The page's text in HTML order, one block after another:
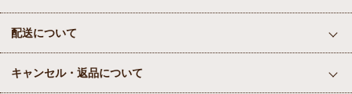
配送について
キャンセル・返品について